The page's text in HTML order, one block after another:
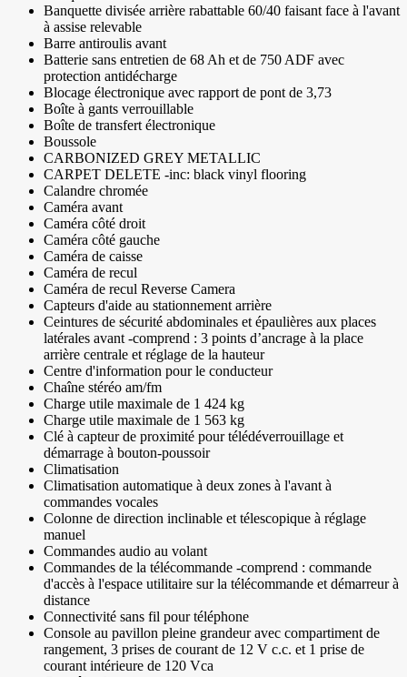
Banquette divisée arrière rabattable 60/40 faisant face à l'avant
à assise relevable
Barre antiroulis avant
Batterie sans entretien de 68 Ah et de 750 ADF avec
protection antidécharge
Blocage électronique avec rapport de pont de 3,73
Boîte à gants verrouillable
Boîte de transfert électronique
Boussole
CARBONIZED GREY METALLIC
CARPET DELETE -inc: black vinyl flooring
Calandre chromée
Caméra avant
Caméra côté droit
Caméra côté gauche
Caméra de caisse
Caméra de recul
Caméra de recul Reverse Camera
Capteurs d'aide au stationnement arrière
Ceintures de sécurité abdominales et épaulières aux places
latérales avant -comprend : 3 points d’ancrage à la place
arrière centrale et réglage de la hauteur
Centre d'information pour le conducteur
Chaîne stéréo am/fm
Charge utile maximale de 1 424 kg
Charge utile maximale de 1 563 kg
Clé à capteur de proximité pour télédéverrouillage et
démarrage à bouton-poussoir
Climatisation
Climatisation automatique à deux zones à l'avant à
commandes vocales
Colonne de direction inclinable et télescopique à réglage
manuel
Commandes audio au volant
Commandes de la télécommande -comprend : commande
d'accès à l'espace utilitaire sur la télécommande et démarreur à
distance
Connectivité sans fil pour téléphone
Console au pavillon pleine grandeur avec compartiment de
rangement, 3 prises de courant de 12 V c.c. et 1 prise de
courant intérieure de 120 Vca